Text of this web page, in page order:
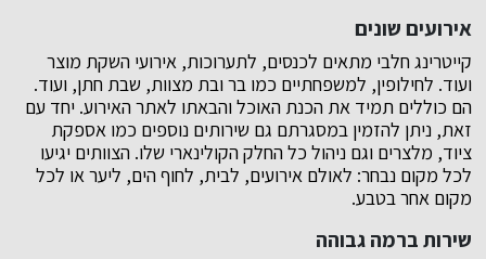
אירועים שונים
קייטרינג חלבי מתאים לכנסים, לתערוכות, אירועי השקת מוצר
ועוד. לחילופין, למשפחתיים כמו בר ובת מצוות, שבת חתן, ועוד.
הם כוללים תמיד את הכנת האוכל והבאתו לאתר האירוע. יחד עם
זאת, ניתן להזמין במסגרתם גם שירותים נוספים כמו אספקת
ציוד, מלצרים וגם ניהול כל החלק הקולינארי שלו. הצוותים יגיעו
לכל מקום נבחר: לאולם אירועים, לבית, לחוף הים, ליער או לכל
מקום אחר בטבע.
שירות ברמה גבוהה